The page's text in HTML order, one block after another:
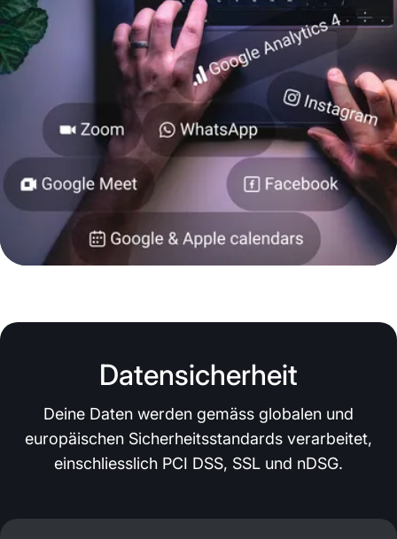
Datensicherheit
Deine Daten werden gemäss globalen und
europäischen Sicherheitsstandards verarbeitet,
einschliesslich PCI DSS, SSL und nDSG.